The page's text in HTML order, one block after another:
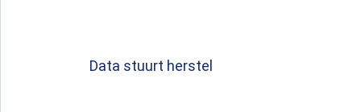
Data stuurt herstel